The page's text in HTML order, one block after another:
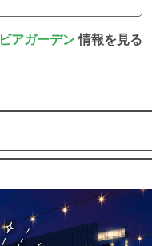
ビアガーデン情報を見る